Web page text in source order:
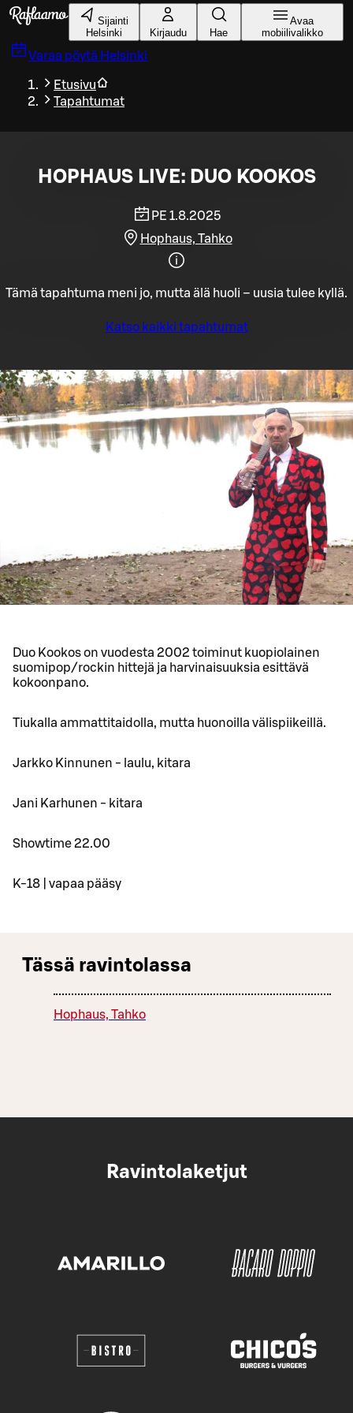
Siirry pääsisältöön
Sijainti
Helsinki
Kirjaudu Hae
Avaa
mobiilivalikko
Varaa pöytä Helsinki
Etusivu
Tapahtumat
HOPHAUS LIVE: DUO KOOKOS
PE 1.8.2025
Hophaus, Tahko
Tämä tapahtuma meni jo, mutta älä huoli – uusia tulee kyllä.
Katso kaikki tapahtumat
Duo Kookos on vuodesta 2002 toiminut kuopiolainen
suomipop/rockin hittejä ja harvinaisuuksia esittävä
kokoonpano.
Tiukalla ammattitaidolla, mutta huonoilla välispiikeillä.
Jarkko Kinnunen - laulu, kitara
Jani Karhunen - kitara
Showtime 22.00
K-18 | vapaa pääsy
Tässä ravintolassa
Hophaus, Tahko
Ravintolaketjut